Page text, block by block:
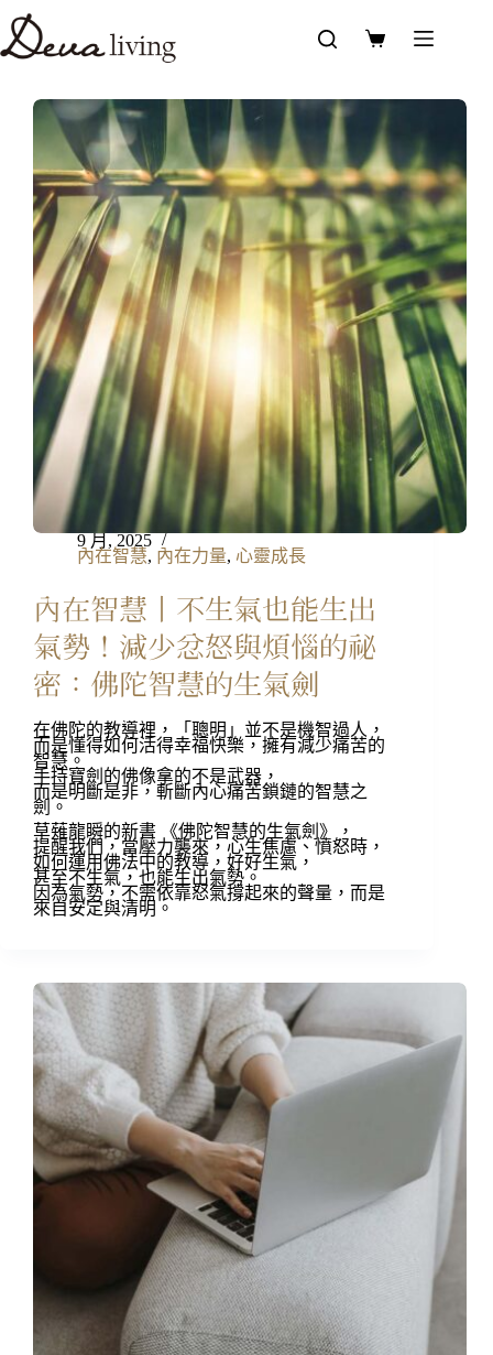
9 月, 2025
內在智慧, 內在力量, 心靈成長
內在智慧丨不生氣也能生出
氣勢！減少忿怒與煩惱的祕
密：佛陀智慧的生氣劍
在佛陀的教導裡，「聰明」並不是機智過人，
而是懂得如何活得幸福快樂，擁有減少痛苦的
智慧。
手持寶劍的佛像拿的不是武器，
而是明斷是非，斬斷內心痛苦鎖鏈的智慧之
劍。
草薙龍瞬的新書 《佛陀智慧的生氣劍》，
提醒我們，當壓力襲來，心生焦慮、憤怒時，
如何運用佛法中的教導，好好生氣，
甚至不生氣，也能生出氣勢。
因為氣勢，不需依靠怒氣撐起來的聲量，而是
來自安定與清明。